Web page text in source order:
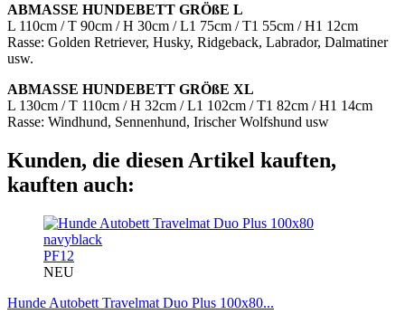
ABMASSE HUNDEBETT GRÖßE L
L 110cm / T 90cm / H 30cm / L1 75cm / T1 55cm / H1 12cm
Rasse: Golden Retriever, Husky, Ridgeback, Labrador, Dalmatiner
usw.
ABMASSE HUNDEBETT GRÖßE XL
L 130cm / T 110cm / H 32cm / L1 102cm / T1 82cm / H1 14cm
Rasse: Windhund, Sennenhund, Irischer Wolfshund usw
Kunden, die diesen Artikel kauften,
kauften auch:
PF12
NEU
Hunde Autobett Travelmat Duo Plus 100x80...